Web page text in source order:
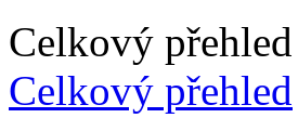
Celkový
Celkový přehled